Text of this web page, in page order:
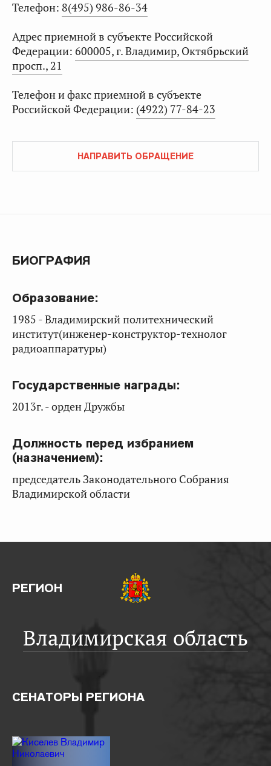
Телефон: 8(495) 986-86-34
Адрес приемной в субъекте Российской
Федерации: 600005, г. Владимир, Октябрьский
просп., 21
Телефон и факс приемной в субъекте
Российской Федерации: (4922) 77-84-23
НАПРАВИТЬ ОБРАЩЕНИЕ
БИОГРАФИЯ
Образование:
1985 - Владимирский политехнический
институт(инженер-конструктор-технолог
радиоаппаратуры)
Государственные награды:
2013г. - орден Дружбы
Должность перед избранием
(назначением):
председатель Законодательного Собрания
Владимирской области
РЕГИОН
Владимирская область
СЕНАТОРЫ РЕГИОНА